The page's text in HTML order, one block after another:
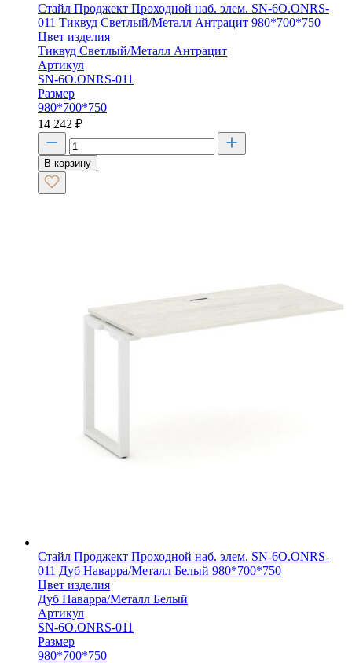
Стайл Проджект Проходной наб. элем. SN-6O.ONRS-
011 Тиквуд Светлый/Металл Антрацит 980*700*750
Цвет изделия
Тиквуд Светлый/Металл Антрацит
Артикул
SN-6O.ONRS-011
Размер
980*700*750
14 242 ₽
В корзину
Стайл Проджект Проходной наб. элем. SN-6O.ONRS-
011 Дуб Наварра/Металл Белый 980*700*750
Цвет изделия
Дуб Наварра/Металл Белый
Артикул
SN-6O.ONRS-011
Размер
980*700*750